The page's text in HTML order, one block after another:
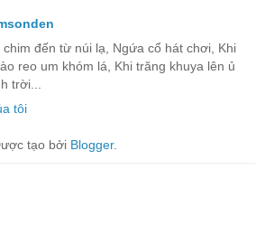
chim đến từ núi lạ, Ngứa cổ hát chơi, Khi
reo um khóm lá, Khi trăng khuya lên ủ
trời...
tôi
tạo bởi Blogger.